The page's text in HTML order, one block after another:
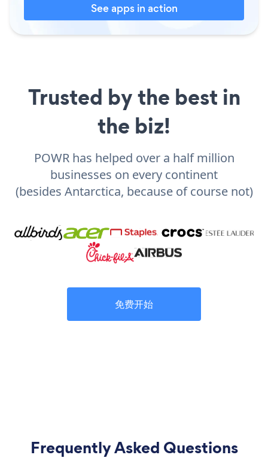
See apps in action
Trusted by the best in
the biz!
POWR has helped over a half million
businesses on every continent
(besides Antarctica, because of course not)
免费开始
Frequently Asked Questions